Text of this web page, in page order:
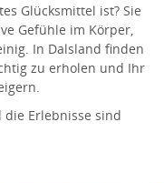
Glücksmittel ist? Sie
Gefühle im Körper,
In Dalsland finden
zu erholen und Ihr
Erlebnisse sind